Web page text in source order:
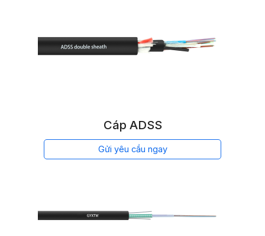
Cáp ADSS
Gửi yêu cầu ngay